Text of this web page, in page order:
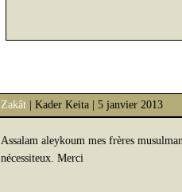
Zakât | Kader Keita | 5 janvier 2013
Assalam aleykoum mes frères
nécessiteux. Merci